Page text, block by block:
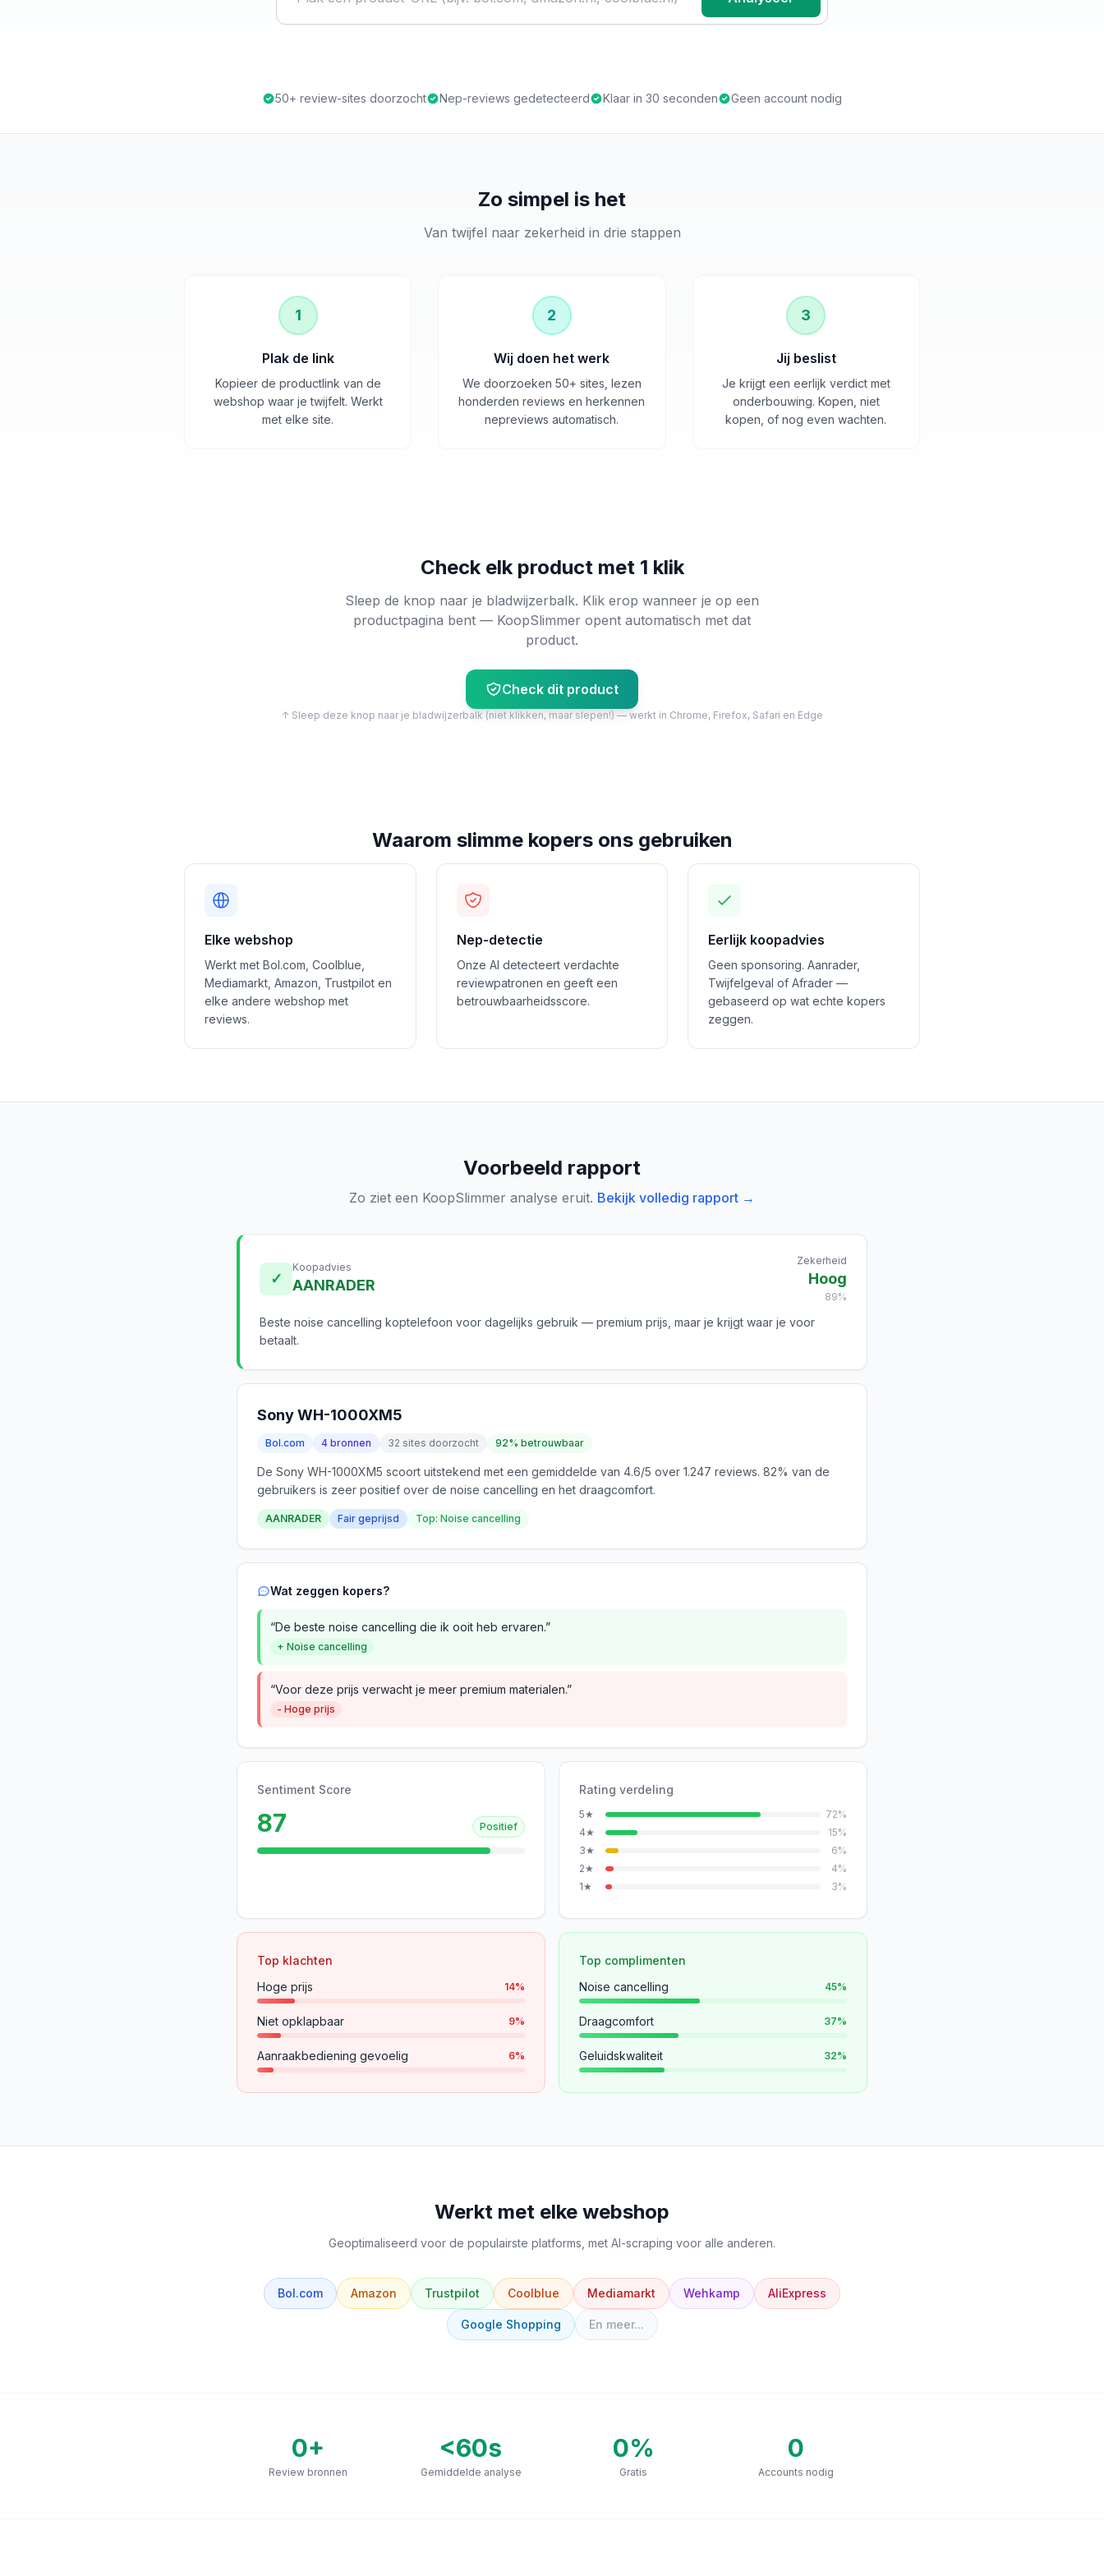
50+ review-sites doorzocht Nep-reviews gedetecteerd Klaar in 30 seconden Geen account nodig
Zo simpel is het
Van twijfel naar zekerheid in drie stappen
1
Plak de link
Kopieer de productlink van de
webshop waar je twijfelt. Werkt
met elke site.
2
Wij doen het werk
We doorzoeken 50+ sites, lezen
honderden reviews en herkennen
nepreviews automatisch.
3
Jij beslist
Je krijgt een eerlijk verdict met
onderbouwing. Kopen, niet
kopen, of nog even wachten.
Check elk product met 1 klik
Sleep de knop naar je bladwijzerbalk. Klik erop wanneer je op een
productpagina bent — KoopSlimmer opent automatisch met dat
product.
Check dit product
↑ Sleep deze knop naar je bladwijzerbalk (niet klikken, maar slepen!) — werkt in Chrome, Firefox, Safari en Edge
Waarom slimme kopers ons gebruiken
Elke webshop
Werkt met Bol.com, Coolblue,
Mediamarkt, Amazon, Trustpilot en
elke andere webshop met
reviews.
Nep-detectie
Onze AI detecteert verdachte
reviewpatronen en geeft een
betrouwbaarheidsscore.
Eerlijk koopadvies
Geen sponsoring. Aanrader,
Twijfelgeval of Afrader —
gebaseerd op wat echte kopers
zeggen.
Voorbeeld rapport
Zo ziet een KoopSlimmer analyse eruit. Bekijk volledig rapport →
✓
Koopadvies
AANRADER
Zekerheid
Hoog
89%
Beste noise cancelling koptelefoon voor dagelijks gebruik — premium prijs, maar je krijgt waar je voor
betaalt.
Sony WH-1000XM5
Bol.com 4 bronnen 32 sites doorzocht 92% betrouwbaar
De Sony WH-1000XM5 scoort uitstekend met een gemiddelde van 4.6/5 over 1.247 reviews. 82% van de
gebruikers is zeer positief over de noise cancelling en het draagcomfort.
AANRADER Fair geprijsd Top: Noise cancelling
Wat zeggen kopers?
“De beste noise cancelling die ik ooit heb ervaren.”
+ Noise cancelling
“Voor deze prijs verwacht je meer premium materialen.”
- Hoge prijs
Sentiment Score
87 Positief
Rating verdeling
5★ 72%
4★ 15%
3★ 6%
2★ 4%
1★ 3%
Top klachten
Hoge prijs
14%
Niet opklapbaar 9%
Aanraakbediening gevoelig 6%
Top complimenten
Noise cancelling
45%
Draagcomfort 37%
Geluidskwaliteit 32%
Werkt met elke webshop
Geoptimaliseerd voor de populairste platforms, met AI-scraping voor alle anderen.
Bol.com Amazon Trustpilot Coolblue Mediamarkt Wehkamp AliExpress
Google Shopping En meer...
0+
Review bronnen
<60s
Gemiddelde analyse
0%
Gratis
0
Accounts nodig